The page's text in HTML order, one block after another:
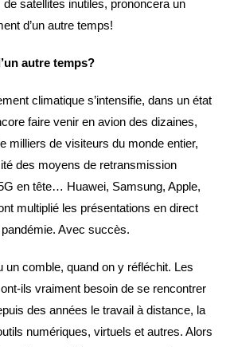
satellites inutiles, prononcera un
d’un autre temps!
autre temps?
climatique s’intensifie, dans un état
faire venir en avion des dizaines,
milliers de visiteurs du monde entier,
des moyens de retransmission
en tête… Huawei, Samsung, Apple,
multiplié les présentations en direct
Avec succès.
un comble, quand on y réfléchit. Les
ils vraiment besoin de se rencontrer
des années le travail à distance, la
numériques, virtuels et autres. Alors